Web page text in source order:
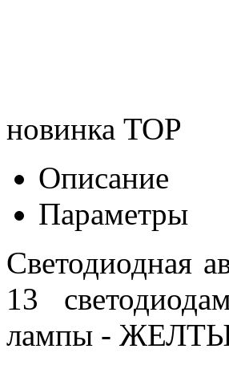
новинка TOP
Описание
Параметры
Светодиодная
13
лампы -